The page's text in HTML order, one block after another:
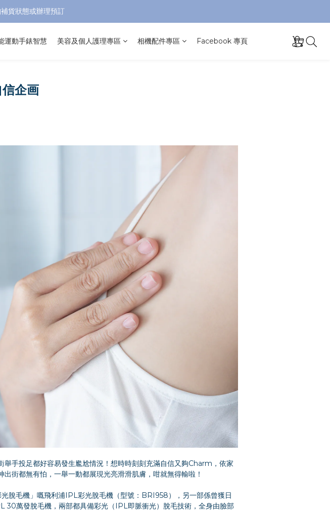
貨狀態或辦理預訂
運動手錶智慧 美容及個人護理專區 相機配件專區 Facebook 專頁
企画
手投足都好容易發生尷尬情況！想時時刻刻充滿自信又夠Charm，依家
街都無有怕，一舉一動都展現光亮滑滑肌膚，咁就無得輸啦！
脫毛機」嘅飛利浦IPL彩光脫毛機（型號：BRI958），另一部係曾獲日
萬發脫毛機，兩部都具備彩光（IPL即脈衝光）脫毛技術，全身由臉部